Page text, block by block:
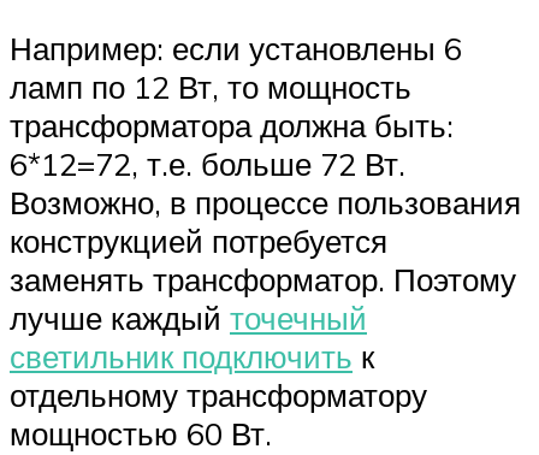
Например: если установлены 6
ламп по 12 Вт, то мощность
трансформатора должна быть:
6*12=72, т.е. больше 72 Вт.
Возможно, в процессе пользования
конструкцией потребуется
заменять трансформатор. Поэтому
лучше каждый точечный
светильник подключить к
отдельному трансформатору
мощностью 60 Вт.